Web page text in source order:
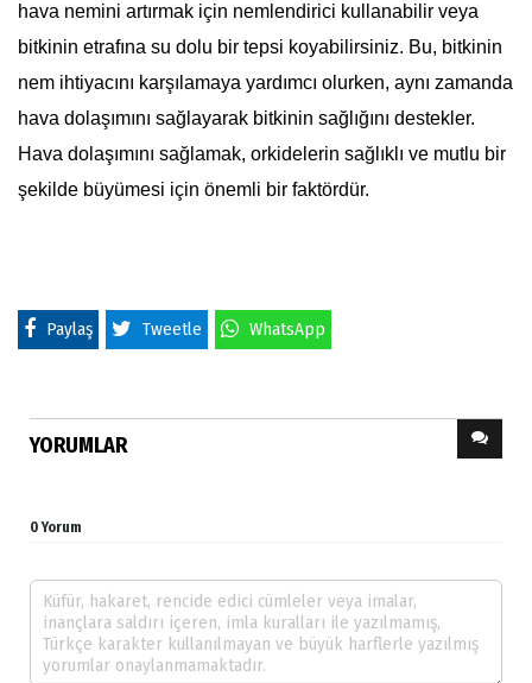
hava nemini artırmak için nemlendirici kullanabilir veya
bitkinin etrafına su dolu bir tepsi koyabilirsiniz. Bu, bitkinin
nem ihtiyacını karşılamaya yardımcı olurken, aynı zamanda
hava dolaşımını sağlayarak bitkinin sağlığını destekler.
Hava dolaşımını sağlamak, orkidelerin sağlıklı ve mutlu bir
şekilde büyümesi için önemli bir faktördür.
Paylaş Tweetle WhatsApp
YORUMLAR
0 Yorum